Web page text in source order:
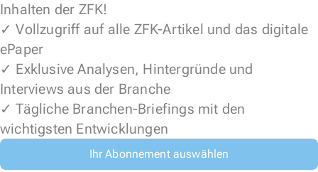
Inhalten der ZFK!
✓ Vollzugriff auf alle ZFK-Artikel und das digitale
ePaper
✓ Exklusive Analysen, Hintergründe und
Interviews aus der Branche
✓ Tägliche Branchen-Briefings mit den
wichtigsten Entwicklungen
Ihr Abonnement auswählen